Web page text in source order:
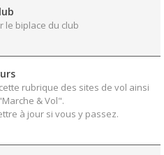
le biplace du club
rubrique des sites de vol ainsi
& Vol".
à jour si vous y passez.